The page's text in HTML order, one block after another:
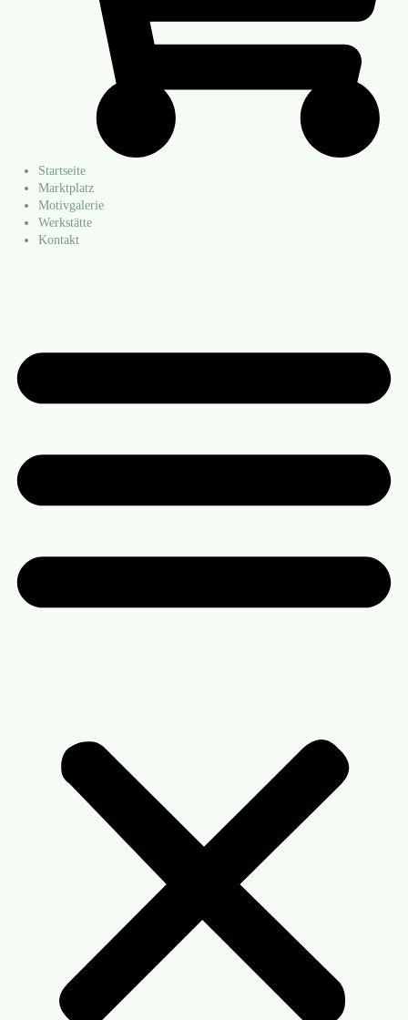
Startseite
Marktplatz
Motivgalerie
Werkstätte
Kontakt